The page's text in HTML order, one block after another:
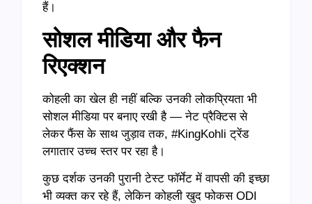
हैं।
सोशल मीडिया और फैन
रिएक्शन
कोहली का खेल ही नहीं बल्कि उनकी लोकप्रियता भी
सोशल मीडिया पर बनाए रखी है — नेट प्रैक्टिस से
लेकर फैंस के साथ जुड़ाव तक, #KingKohli ट्रेंड
लगातार उच्च स्तर पर रहा है।
कुछ दर्शक उनकी पुरानी टेस्ट फॉर्मेट में वापसी की इच्छा
भी व्यक्त कर रहे हैं, लेकिन कोहली खुद फोकस ODI